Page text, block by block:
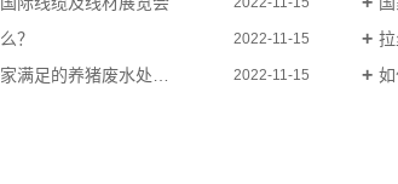
？
2022-11-15
足的养猪废水处理公司
2022-11-15